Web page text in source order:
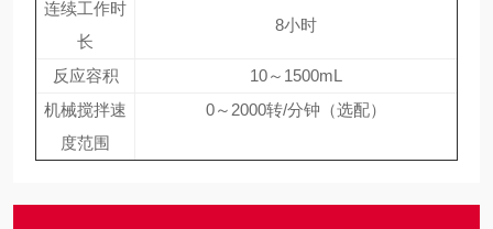
连续工作时
长
8小时
反应容积
10～1500mL
机械搅拌速
度范围
0～2000转/分钟（选配）